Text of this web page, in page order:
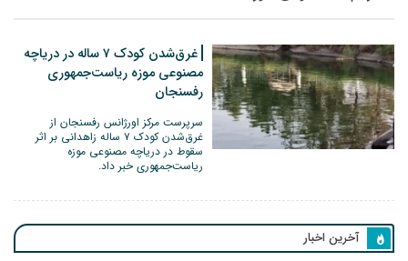
غرق‌شدن کودک ۷ ساله در دریاچه
مصنوعی موزه ریاست‌جمهوری
رفسنجان
سرپرست مرکز اورژانس رفسنجان از
غرق‌شدن کودک ۷ ساله زاهدانی بر اثر
سقوط در دریاچه مصنوعی موزه
ریاست‌جمهوری خبر داد.
آخرین اخبار